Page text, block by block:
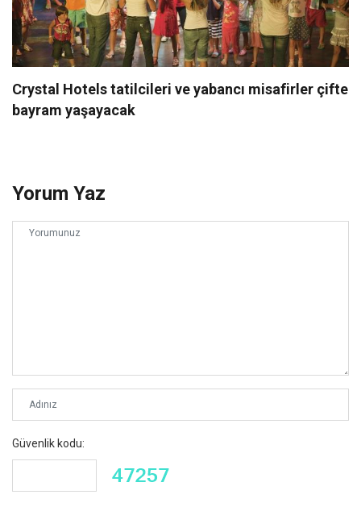
Crystal Hotels tatilcileri ve yabancı misafirler çifte
bayram yaşayacak
Yorum Yaz
Güvenlik kodu: